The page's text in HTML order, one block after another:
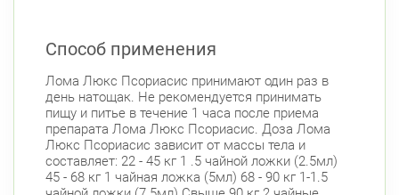
Способ применения
Лома Люкс Псориасис принимают один раз в
день натощак. Не рекомендуется принимать
пищу и питье в течение 1 часа после приема
препарата Лома Люкс Псориасис. Доза Лома
Люкс Псориасис зависит от массы тела и
составляет: 22 - 45 кг 1 .5 чайной ложки (2.5мл)
45 - 68 кг 1 чайная ложка (5мл) 68 - 90 кг 1-1.5